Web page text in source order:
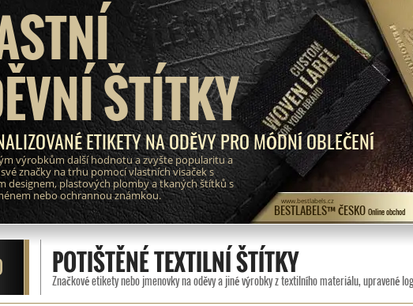
BESTLABELS™ ČESKO Online obchod
www.bestlabels.cz
ŠTÍTKY
ETIKETY NA ODĚVY PRO MÓDNÍ OBLEČENÍ
výrobkům další hodnotu a zvyšte popularitu a
značky na trhu pomocí vlastních visaček s
designem, plastových plomby a tkaných štítků s
nebo ochrannou známkou.
POTIŠTĚNÉ TEXTILNÍ ŠTÍTKY
Značkové etikety nebo jmenovky na oděvy a jiné výrobky z textilního materiálu, upravené